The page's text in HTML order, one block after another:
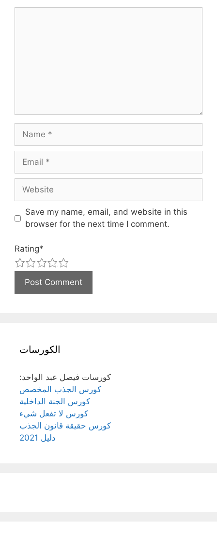
Name
Email
Website
Save my name, email, and website in this
browser for the next time I comment.
Rating*
4
3
2
1
الكورسات
:كورسات فيصل عبد الواحد
كورس الجذب المخصص
كورس الجنة الداخلية
كورس لا تفعل شيء
كورس حقيقة قانون الجذب
دليل 2021